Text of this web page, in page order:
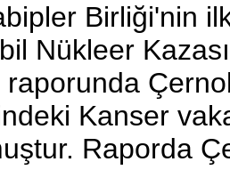
Birliği'nin
Nükleer
raporunda
Kanser
Raporda